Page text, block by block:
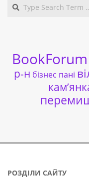
р-н бізнес пані
РОЗДІЛИ САЙТУ